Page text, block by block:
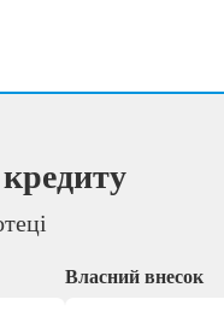
Власний внесок